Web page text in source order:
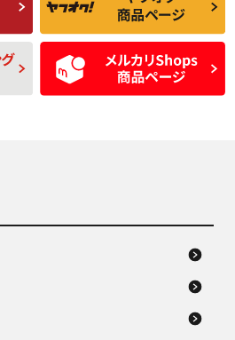
が
古
D
残り溝も少なく、偏
磨耗がみられ、短期
間使用できるくらい
の中古品